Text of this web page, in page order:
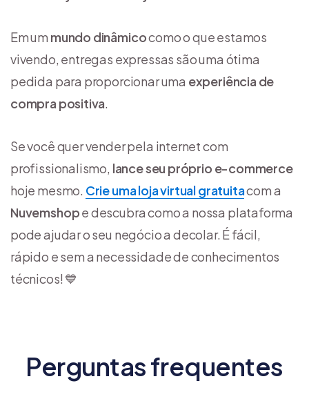
Em um mundo dinâmicocomo o que estamos
vivendo, entregas expressas são uma ótima
pedida para proporcionar uma experiência de
compra positiva.
Se você quer vender pela internet com
profissionalismo, lance seu próprio e-commerce
hoje mesmo. Crie uma loja virtual gratuitacom a
Nuvemshope descubra como a nossa plataforma
pode ajudar o seu negócio a decolar. É fácil,
rápido e sem a necessidade de conhecimentos
técnicos! 💙
Perguntas frequentes